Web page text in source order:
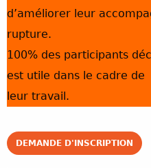
d’améliorer leur
rupture.
100% des participants
est utile dans le cadre de
leur travail.
DEMANDE D'INSCRIPTION